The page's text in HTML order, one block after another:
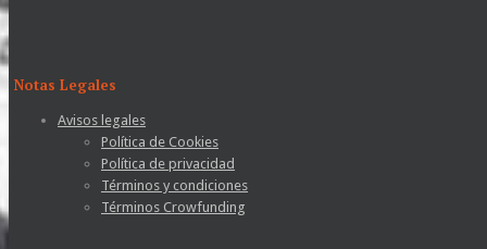
Notas Legales
Avisos legales
Política de Cookies
Política de privacidad
Términos y condiciones
Términos Crowfunding